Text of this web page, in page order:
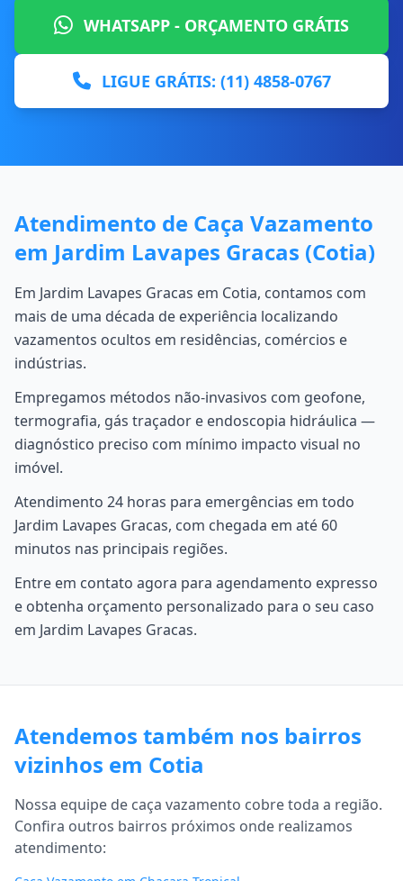
WHATSAPP - ORÇAMENTO GRÁTIS
LIGUE GRÁTIS: (11) 4858-0767
Atendimento de Caça Vazamento
em Jardim Lavapes Gracas (Cotia)
Em Jardim Lavapes Gracas em Cotia, contamos com
mais de uma década de experiência localizando
vazamentos ocultos em residências, comércios e
indústrias.
Empregamos métodos não-invasivos com geofone,
termografia, gás traçador e endoscopia hidráulica —
diagnóstico preciso com mínimo impacto visual no
imóvel.
Atendimento 24 horas para emergências em todo
Jardim Lavapes Gracas, com chegada em até 60
minutos nas principais regiões.
Entre em contato agora para agendamento expresso
e obtenha orçamento personalizado para o seu caso
em Jardim Lavapes Gracas.
Atendemos também nos bairros
vizinhos em Cotia
Nossa equipe de caça vazamento cobre toda a região.
Confira outros bairros próximos onde realizamos
atendimento: